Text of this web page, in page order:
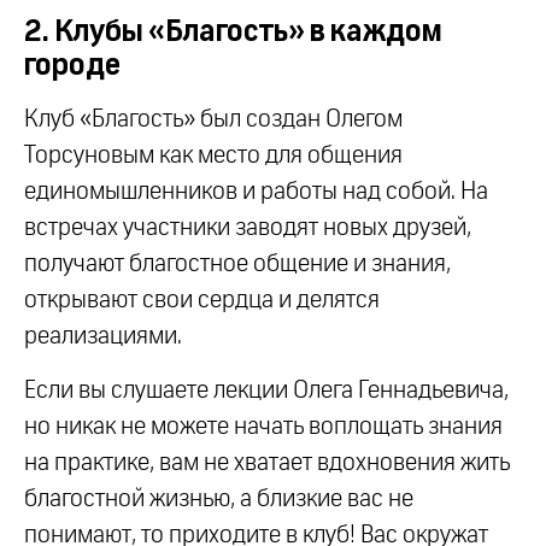
2. Клубы «Благость» в каждом
городе
Клуб «Благость» был создан Олегом
Торсуновым как место для общения
единомышленников и работы над собой. На
встречах участники заводят новых друзей,
получают благостное общение и знания,
открывают свои сердца и делятся
реализациями.
Если вы слушаете лекции Олега Геннадьевича,
но никак не можете начать воплощать знания
на практике, вам не хватает вдохновения жить
благостной жизнью, а близкие вас не
понимают, то приходите в клуб! Вас окружат